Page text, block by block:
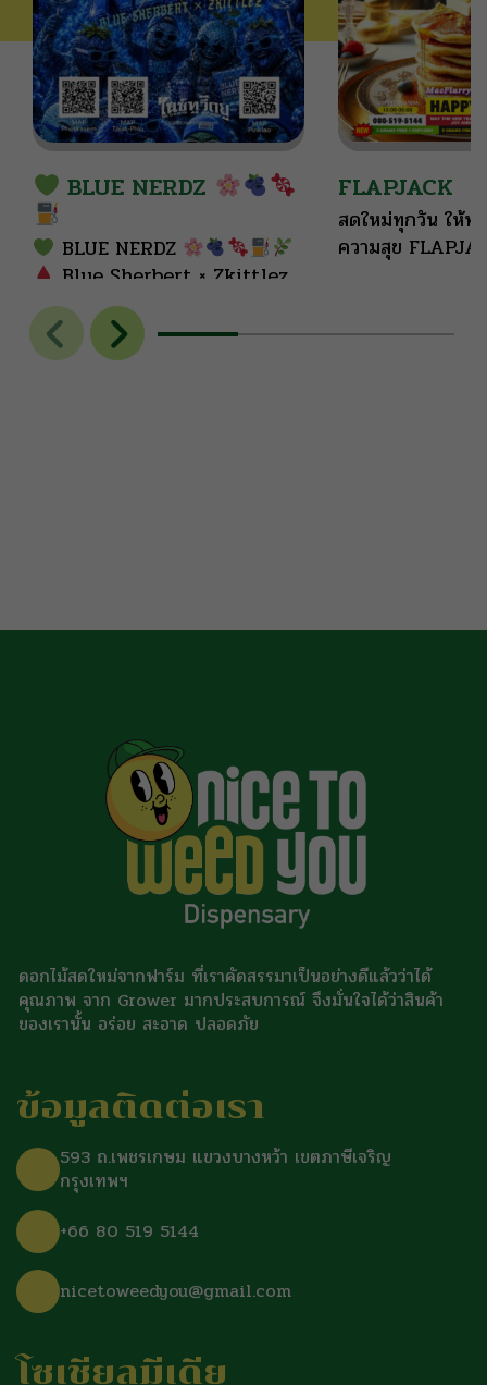
BLUE NERDZ
BLUE NERDZ
Blue Sherbert × Zkittlez
Terp Tree Co.
25% | High
Hybrid
Sweet floral aromas open
FLAPJACK
สดใหม่ทุกวัน ให้ทุ
ความสุข
ดอกไม้สดใหม่จากฟาร์ม ที่เราคัดสรรมาเป็นอย่างดีแล้วว่าได้
คุณภาพ จาก Grower มากประสบการณ์ จึงมั่นใจได้ว่าสินค้า
ของเรานั้น อร่อย สะอาด ปลอดภัย
ข้อมูลติดต่อเรา
593 ถ.เพชรเกษม แขวงบางหว้า เขตภาษีเจริญ
กรุงเทพฯ
+66 80 519 5144
nicetoweedyou@gmail.com
โซเชียลมีเดีย